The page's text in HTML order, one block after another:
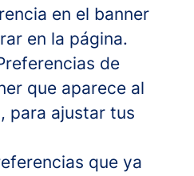
en el banner
en la página.
de
que aparece al
para ajustar tus
que ya